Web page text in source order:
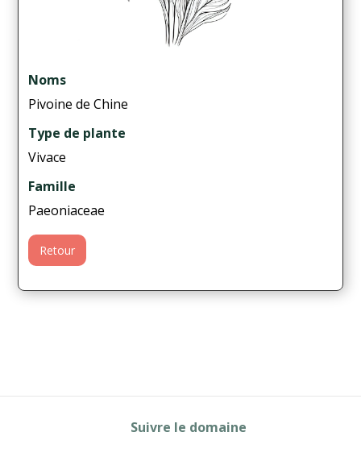
Noms
Pivoine de Chine
Type de plante
Vivace
Famille
Paeoniaceae
Retour
Suivre le domaine